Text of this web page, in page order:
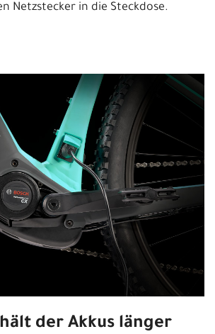
Netzstecker in die Steckdose.
der Akkus länger